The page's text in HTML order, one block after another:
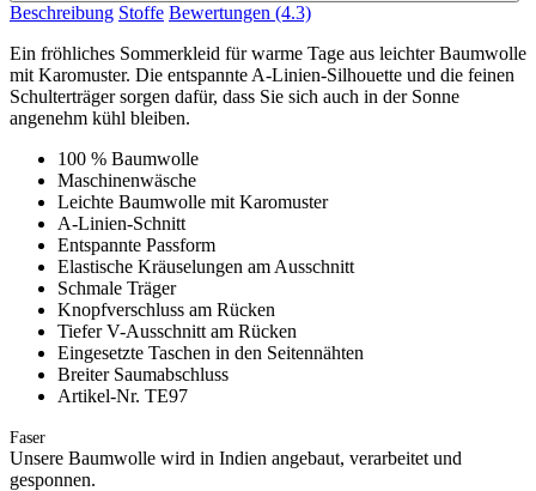
Beschreibung Stoffe Bewertungen (4.3)
Ein fröhliches Sommerkleid für warme Tage aus leichter Baumwolle
mit Karomuster. Die entspannte A-Linien-Silhouette und die feinen
Schulterträger sorgen dafür, dass Sie sich auch in der Sonne
angenehm kühl bleiben.
100 % Baumwolle
Maschinenwäsche
Leichte Baumwolle mit Karomuster
A-Linien-Schnitt
Entspannte Passform
Elastische Kräuselungen am Ausschnitt
Schmale Träger
Knopfverschluss am Rücken
Tiefer V-Ausschnitt am Rücken
Eingesetzte Taschen in den Seitennähten
Breiter Saumabschluss
Artikel-Nr. TE97
Faser
Unsere Baumwolle wird in Indien angebaut, verarbeitet und
gesponnen.